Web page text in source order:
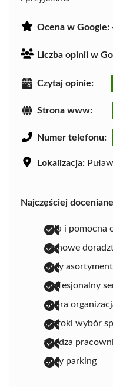
Ocena w Google:
Liczba opinii w
Czytaj opinie:
Strona www:
Numer telefonu:
Lokalizacja:
Najczęściej
miła i pomocna
fachowe
duży asortyment
profesjonalny
dobra
szeroki wybór
wiedza
duży parking